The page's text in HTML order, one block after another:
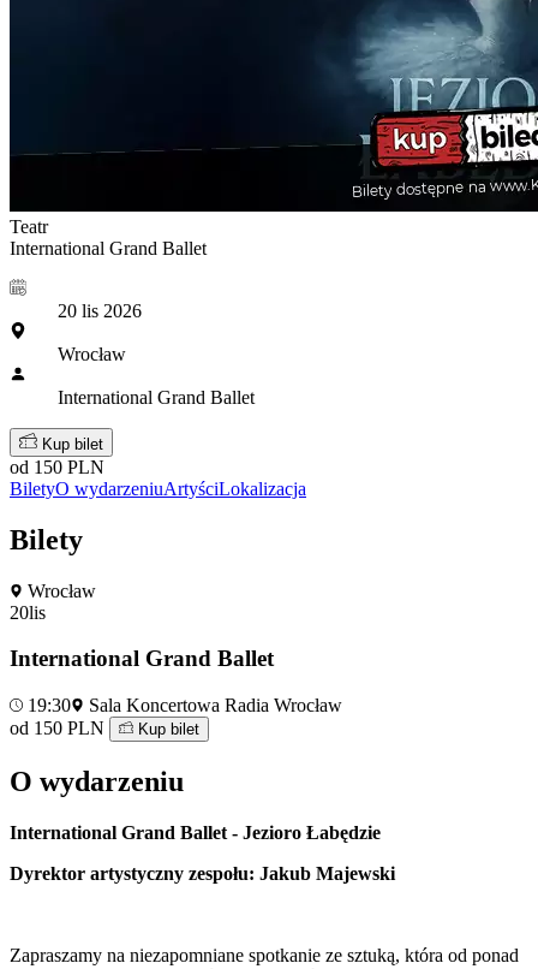
Teatr
International Grand Ballet
20 lis 2026
Wrocław
International Grand Ballet
Kup bilet
od 150 PLN
BiletyO wydarzeniuArtyściLokalizacja
Bilety
Wrocław
20lis
International Grand Ballet
19:30
Sala Koncertowa Radia Wrocław
od 150 PLN
Kup bilet
O wydarzeniu
International Grand Ballet - Jezioro Łabędzie
Dyrektor artystyczny zespołu: Jakub Majewski
Zapraszamy na niezapomniane spotkanie ze sztuką, która od ponad